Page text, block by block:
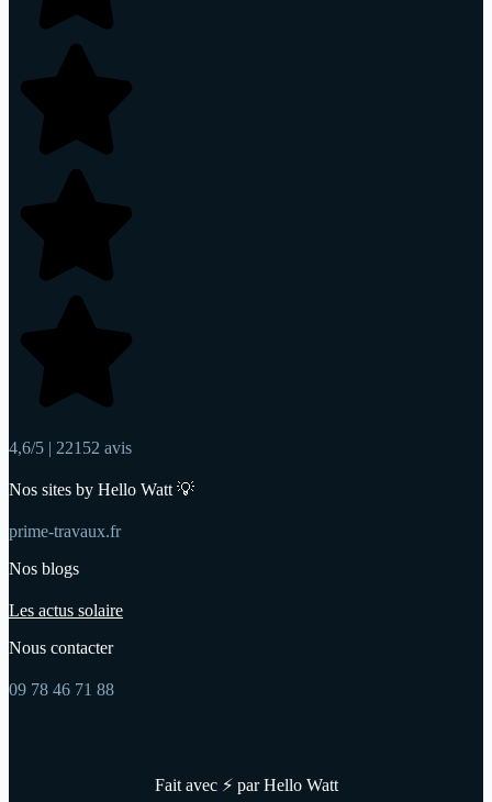
4,6/5 | 22152 avis
Nos sites by Hello Watt 💡
prime-travaux.fr
Nos blogs
Les actus solaire
Nous contacter
09 78 46 71 88
Fait avec ⚡ par Hello Watt